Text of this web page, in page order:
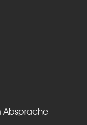
Absprache